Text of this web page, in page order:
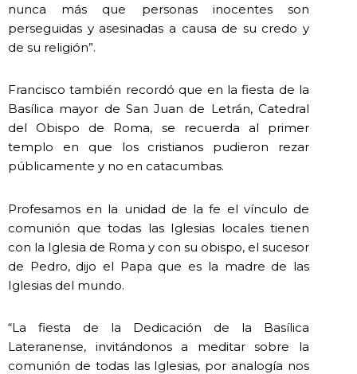
nunca más que personas inocentes son
perseguidas y asesinadas a causa de su credo y
de su religión”.
Francisco también recordó que en la fiesta de la
Basílica mayor de San Juan de Letrán, Catedral
del Obispo de Roma, se recuerda al primer
templo en que los cristianos pudieron rezar
públicamente y no en catacumbas.
Profesamos en la unidad de la fe el vínculo de
comunión que todas las Iglesias locales tienen
con la Iglesia de Roma y con su obispo, el sucesor
de Pedro, dijo el Papa que es la madre de las
Iglesias del mundo.
“La fiesta de la Dedicación de la Basílica
Lateranense, invitándonos a meditar sobre la
comunión de todas las Iglesias, por analogía nos